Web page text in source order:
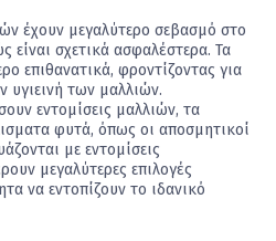
έχουν μεγαλύτερο σεβασμό στο
είναι σχετικά ασφαλέστερα. Τα
επιθανατικά, φροντίζοντας για
υγιεινή των μαλλιών.
εντομίσεις μαλλιών, τα
φυτά, όπως οι αποσμητικοί
με εντομίσεις
μεγαλύτερες επιλογές
να εντοπίζουν το ιδανικό